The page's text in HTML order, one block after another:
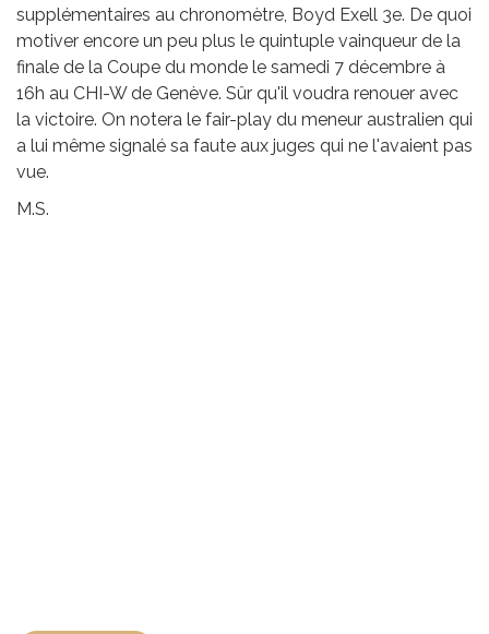
supplémentaires au chronomètre, Boyd Exell 3e. De quoi
motiver encore un peu plus le quintuple vainqueur de la
finale de la Coupe du monde le samedi 7 décembre à
16h au CHI-W de Genève. Sûr qu'il voudra renouer avec
la victoire. On notera le fair-play du meneur australien qui
a lui même signalé sa faute aux juges qui ne l'avaient pas
vue.
M.S.